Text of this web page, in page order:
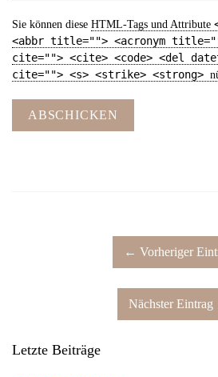
Sie können diese HTML-Tags und Attribute
<abbr title=""> <acronym
cite=""> <cite> <code> <del
cite=""> <s> <strike> <strong>
ABSCHICKEN
← Vorheriger
Nächster
Letzte Beiträge